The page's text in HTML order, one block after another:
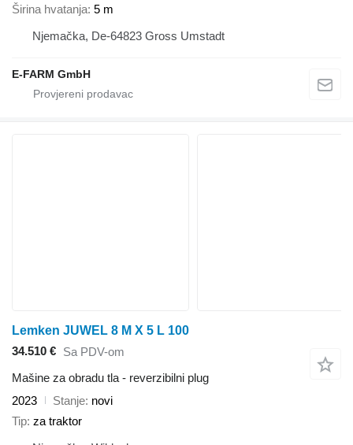
Širina hvatanja 5 m
Njemačka, De-64823 Gross Umstadt
E-FARM GmbH
Lemken JUWEL 8 M X 5 L 100
34.510 € Sa PDV-om
Mašine za obradu tla - reverzibilni plug
2023
Stanje novi
Tip za traktor